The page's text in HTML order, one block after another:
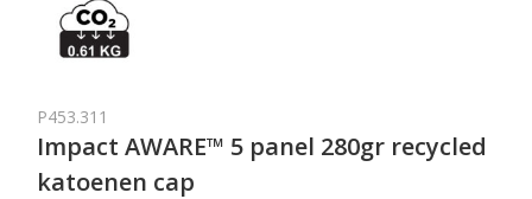
P453.311
Impact AWARE™ 5 panel 280gr recycled
katoenen cap